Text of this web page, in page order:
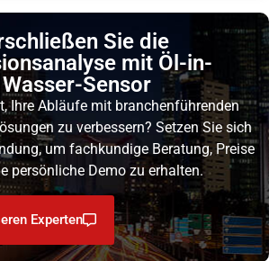
Sie die
mit Öl-in-
Wasser-Sensor
Ihre Abläufe mit branchenführenden
zu verbessern? Setzen Sie sich
um fachkundige Beratung, Preise
persönliche Demo zu erhalten.
Experten